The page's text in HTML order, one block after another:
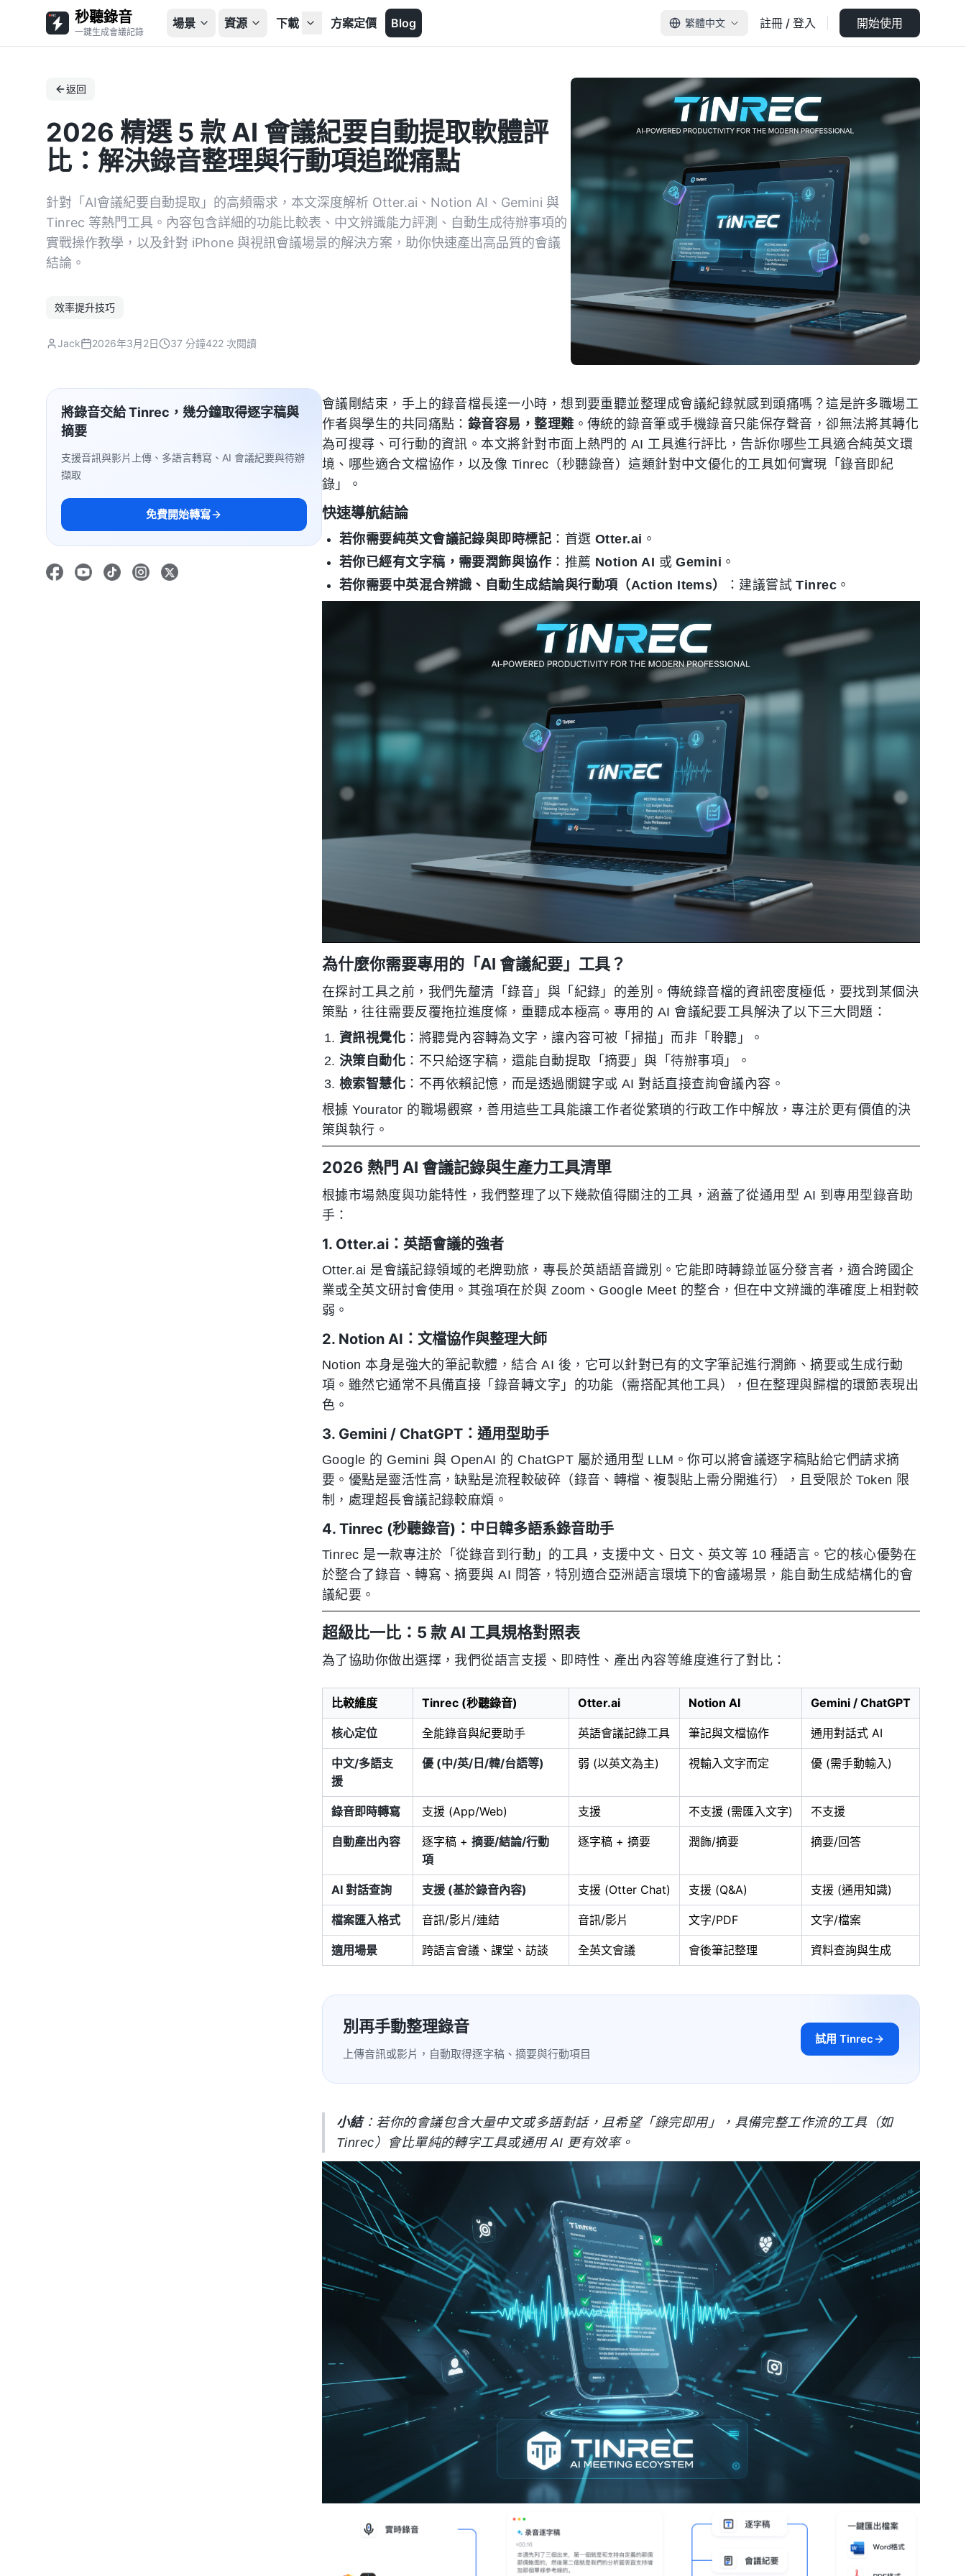
秒聽錄音
一鍵生成會議記錄
場景 資源 下載 方案定價 Blog 繁體中文 註冊 / 登入 開始使用
返回
2026 精選 5 款 AI 會議紀要自動提取軟體評
比：解決錄音整理與行動項追蹤痛點
針對「AI會議紀要自動提取」的高頻需求，本文深度解析 Otter.ai、Notion AI、Gemini 與
Tinrec 等熱門工具。內容包含詳細的功能比較表、中文辨識能力評測、自動生成待辦事項的
實戰操作教學，以及針對 iPhone 與視訊會議場景的解決方案，助你快速產出高品質的會議
結論。
效率提升技巧
Jack 2026年3月2日 37 分鐘422 次閱讀
將錄音交給 Tinrec，幾分鐘取得逐字稿與
摘要
支援音訊與影片上傳、多語言轉寫、AI 會議紀要與待辦
擷取
免費開始轉寫
會議剛結束，手上的錄音檔長達一小時，想到要重聽並整理成會議紀錄就感到頭痛嗎？這是許多職場工
作者與學生的共同痛點： 錄音容易，整理難 。傳統的錄音筆或手機錄音只能保存聲音，卻無法將其轉化
為可搜尋、可行動的資訊。本文將針對市面上熱門的 AI 工具進行評比，告訴你哪些工具適合純英文環
境、哪些適合文檔協作，以及像 Tinrec（秒聽錄音）這類針對中文優化的工具如何實現「錄音即紀
錄」。
快速導航結論
若你需要純英文會議記錄與即時標記 ：首選Otter.ai 。
若你已經有文字稿，需要潤飾與協作 ：推薦 Notion AI 或Gemini 。
若你需要中英混合辨識、自動生成結論與行動項（Action Items）
：建議嘗試Tinrec 。
為什麼你需要專用的「AI 會議紀要」工具？
在探討工具之前，我們先釐清「錄音」與「紀錄」的差別。傳統錄音檔的資訊密度極低，要找到某個決
策點，往往需要反覆拖拉進度條，重聽成本極高。專用的 AI 會議紀要工具解決了以下三大問題：
資訊視覺化 ：將聽覺內容轉為文字，讓內容可被「掃描」而非「聆聽」。
決策自動化 ：不只給逐字稿，還能自動提取「摘要」與「待辦事項」。
檢索智慧化 ：不再依賴記憶，而是透過關鍵字或 AI 對話直接查詢會議內容。
根據 Yourator 的職場觀察，善用這些工具能讓工作者從繁瑣的行政工作中解放，專注於更有價值的決
策與執行。
2026 熱門 AI 會議記錄與生產力工具清單
根據市場熱度與功能特性，我們整理了以下幾款值得關注的工具，涵蓋了從通用型 AI 到專用型錄音助
手：
1. Otter.ai：英語會議的強者
Otter.ai 是會議記錄領域的老牌勁旅，專長於英語語音識別。它能即時轉錄並區分發言者，適合跨國企
業或全英文研討會使用。其強項在於與 Zoom、Google Meet 的整合，但在中文辨識的準確度上相對較
弱。
2. Notion AI：文檔協作與整理大師
Notion 本身是強大的筆記軟體，結合 AI 後，它可以針對已有的文字筆記進行潤飾、摘要或生成行動
項。雖然它通常不具備直接「錄音轉文字」的功能（需搭配其他工具），但在整理與歸檔的環節表現出
色。
3. Gemini / ChatGPT：通用型助手
Google 的 Gemini 與 OpenAI 的 ChatGPT 屬於通用型 LLM。你可以將會議逐字稿貼給它們請求摘
要。優點是靈活性高，缺點是流程較破碎（錄音、轉檔、複製貼上需分開進行），且受限於 Token 限
制，處理超長會議記錄較麻煩。
4. Tinrec (秒聽錄音)：中日韓多語系錄音助手
Tinrec 是一款專注於「從錄音到行動」的工具，支援中文、日文、英文等 10 種語言。它的核心優勢在
於整合了錄音、轉寫、摘要與 AI 問答，特別適合亞洲語言環境下的會議場景，能自動生成結構化的會
議紀要。
超級比一比：5 款 AI 工具規格對照表
為了協助你做出選擇，我們從語言支援、即時性、產出內容等維度進行了對比：
比較維度 Tinrec (秒聽錄音) Otter.ai Notion AI Gemini / ChatGPT
核心定位 全能錄音與紀要助手 英語會議記錄工具 筆記與文檔協作 通用對話式 AI
中文/多語支
援
優 (中/英/日/韓/台語等) 弱 (以英文為主) 視輸入文字而定 優 (需手動輸入)
錄音即時轉寫 支援 (App/Web) 支援 不支援 (需匯入文字) 不支援
自動產出內容 逐字稿 + 摘要/結論/行動
項
逐字稿 + 摘要 潤飾/摘要 摘要/回答
AI 對話查詢 支援 (基於錄音內容) 支援 (Otter Chat) 支援 (Q&A) 支援 (通用知識)
檔案匯入格式 音訊/影片/連結 音訊/影片 文字/PDF 文字/檔案
適用場景 跨語言會議、課堂、訪談 全英文會議 會後筆記整理 資料查詢與生成
別再手動整理錄音
上傳音訊或影片，自動取得逐字稿、摘要與行動項目
試用 Tinrec
小結：若你的會議包含大量中文或多語對話，且希望「錄完即用」，具備完整工作流的工具（如
Tinrec）會比單純的轉字工具或通用 AI 更有效率。